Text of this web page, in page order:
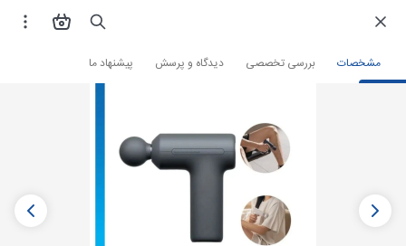
مشخصات بررسی تخصصی دیدگاه و پرسش پیشنهاد ما فروشگاه اینترنتی زیبایی و سلامت ابزار سلامت ماساژور برقی